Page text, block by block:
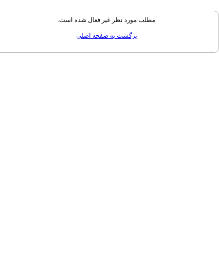
مطلب مورد نظر غیر فعال شده است.
برگشت به صفحه اصلی